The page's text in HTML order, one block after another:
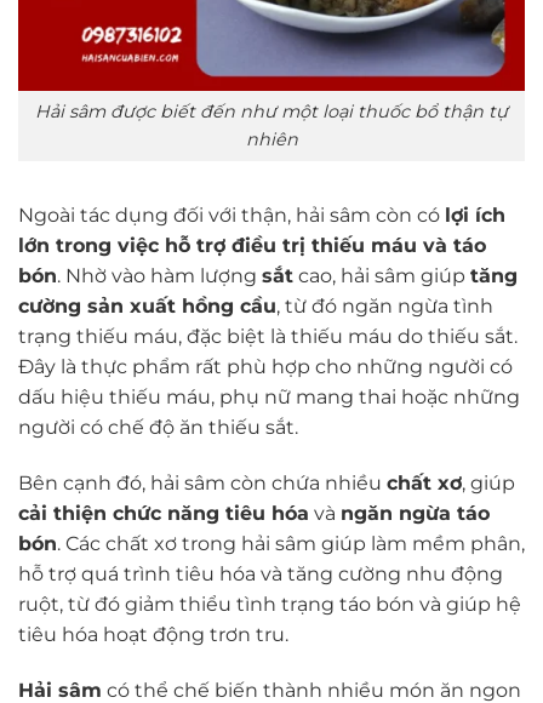
Hải sâm được biết đến như một loại thuốc bổ thận tự
nhiên
Ngoài tác dụng đối với thận, hải sâm còn có lợi ích
lớn trong việc hỗ trợ điều trị thiếu máu và táo
bón. Nhờ vào hàm lượng sắt cao, hải sâm giúp tăng
cường sản xuất hồng cầu, từ đó ngăn ngừa tình
trạng thiếu máu, đặc biệt là thiếu máu do thiếu sắt.
Đây là thực phẩm rất phù hợp cho những người có
dấu hiệu thiếu máu, phụ nữ mang thai hoặc những
người có chế độ ăn thiếu sắt.
Bên cạnh đó, hải sâm còn chứa nhiều chất xơ, giúp
cải thiện chức năng tiêu hóa và ngăn ngừa táo
bón. Các chất xơ trong hải sâm giúp làm mềm phân,
hỗ trợ quá trình tiêu hóa và tăng cường nhu động
ruột, từ đó giảm thiểu tình trạng táo bón và giúp hệ
tiêu hóa hoạt động trơn tru.
Hải sâm có thể chế biến thành nhiều món ăn ngon